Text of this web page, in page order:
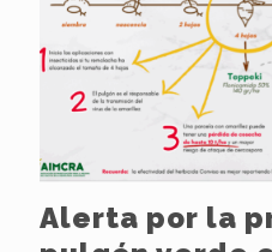
Alerta por la